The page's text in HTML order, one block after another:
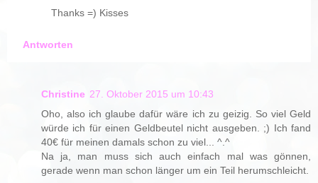
Thanks =) Kisses
Antworten
Christine 27. Oktober 2015 um 10:43
Oho, also ich glaube dafür wäre ich zu geizig. So viel Geld
würde ich für einen Geldbeutel nicht ausgeben. ;) Ich fand
40€ für meinen damals schon zu viel... ^.^
Na ja, man muss sich auch einfach mal was gönnen,
gerade wenn man schon länger um ein Teil herumschleicht.